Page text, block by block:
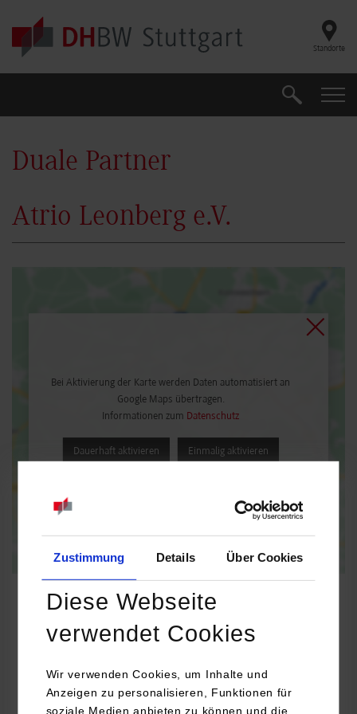
Zustimmung Details Über Cookies
Diese Webseite
verwendet Cookies
Wir verwenden Cookies, um Inhalte und
Anzeigen zu personalisieren, Funktionen für
soziale Medien anbieten zu können und die
Skip to main content
Standorte
Suche
Duale Partner
Atrio Leonberg e.V.
Bei Aktivierung der Karte werden Daten automatisiert an
Google Maps übertragen.
Informationen zum Datenschutz
Dauerhaft aktivieren Einmalig aktivieren
Soziale Arbeit mit Menschen mit Behinderungen
Atrio Leonberg e.V.
Böblinger Str. 19/1